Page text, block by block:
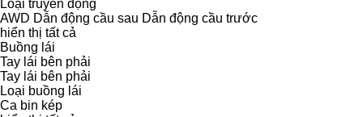
Loại truyền động
AWD Dẫn động cầu sau Dẫn động cầu trước
hiển thị tất cả
Buồng lái
Tay lái bên phải
Tay lái bên phải
Loại buồng lái
Ca bin kép